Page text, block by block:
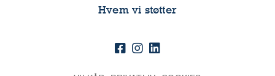
Hvem vi støtter